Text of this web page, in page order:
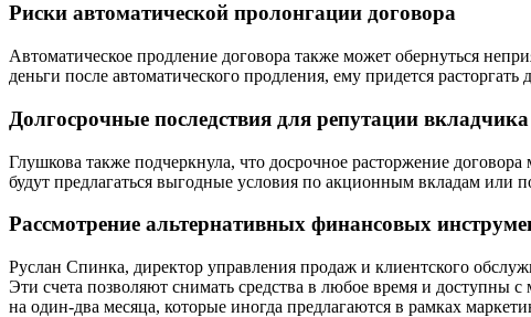
Риски автоматической пролонгации договора
Автоматическое продление договора также может обернуться
деньги после автоматического продления, ему придется
Долгосрочные последствия для репутации вкладчика
Глушкова также подчеркнула, что досрочное расторжение
будут предлагаться выгодные условия по акционным вкладам или
Рассмотрение альтернативных финансовых
Руслан Спинка, директор управления продаж и клиентского
Эти счета позволяют снимать средства в любое время и
на один-два месяца, которые иногда предлагаются в рамках